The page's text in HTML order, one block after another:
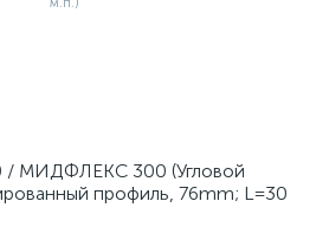
/ МИДФЛЕКС 300 (Угловой
профиль, 76mm; L=30